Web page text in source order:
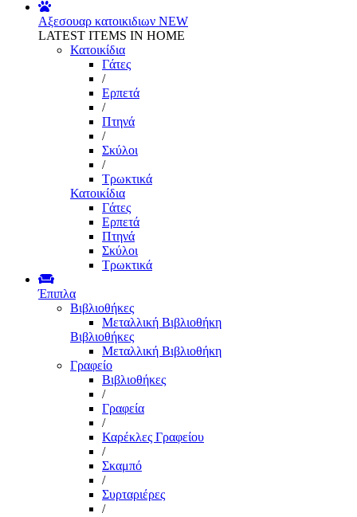
Αξεσουαρ κατοικιδιων NEW
LATEST ITEMS IN HOME
Κατοικίδια
Γάτες
/
Ερπετά
/
Πτηνά
/
Σκύλοι
/
Τρωκτικά
Κατοικίδια
Γάτες
Ερπετά
Πτηνά
Σκύλοι
Τρωκτικά
Έπιπλα
Βιβλιοθήκες
Μεταλλική Βιβλιοθήκη
Βιβλιοθήκες
Μεταλλική Βιβλιοθήκη
Γραφείο
Βιβλιοθήκες
/
Γραφεία
/
Καρέκλες Γραφείου
/
Σκαμπό
/
Συρταριέρες
/